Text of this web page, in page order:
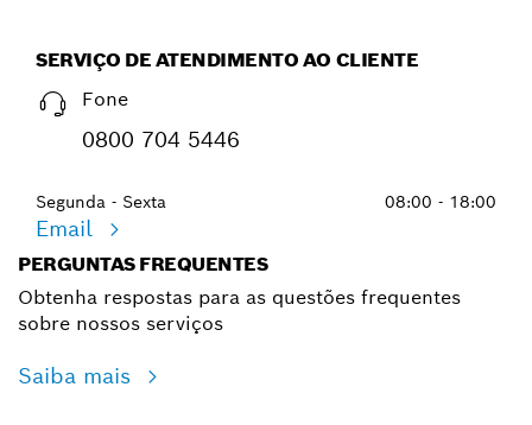
SERVIÇO DE ATENDIMENTO AO CLIENTE
Fone
0800 704 5446
Segunda - Sexta 08:00 - 18:00
Email
PERGUNTAS FREQUENTES
Obtenha respostas para as questões frequentes
sobre nossos serviços
Saiba mais